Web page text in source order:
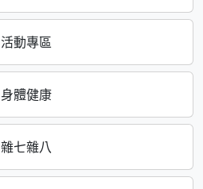
活動專區
身體健康
雜七雜八